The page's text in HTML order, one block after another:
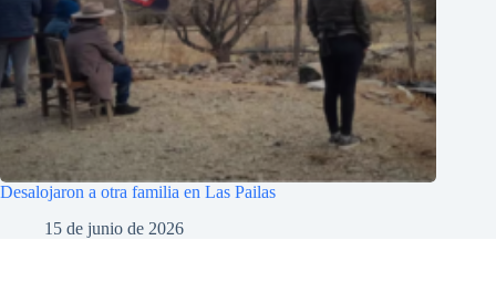
Desalojaron a otra familia en Las Pailas
15 de junio de 2026